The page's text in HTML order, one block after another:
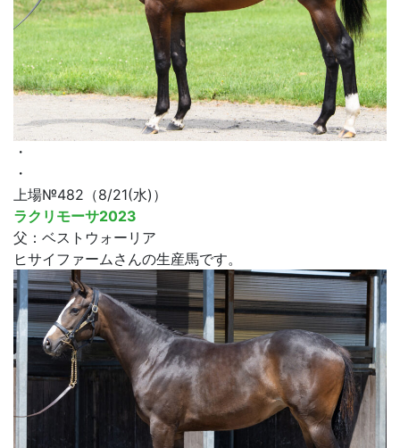
・
・
上場№482（8/21(水)）
ラクリモーサ2023
父：ベストウォーリア
ヒサイファームさんの生産馬です。